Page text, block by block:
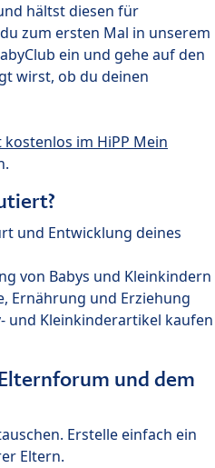
hältst diesen für
zum ersten Mal in unserem
ein und gehe auf den
wirst, ob du deinen
kostenlos im HiPP Mein
und Entwicklung deines
von Babys und Kleinkindern
Ernährung und Erziehung
und Kleinkinderartikel kaufen
und dem
Erstelle einfach ein
Eltern.